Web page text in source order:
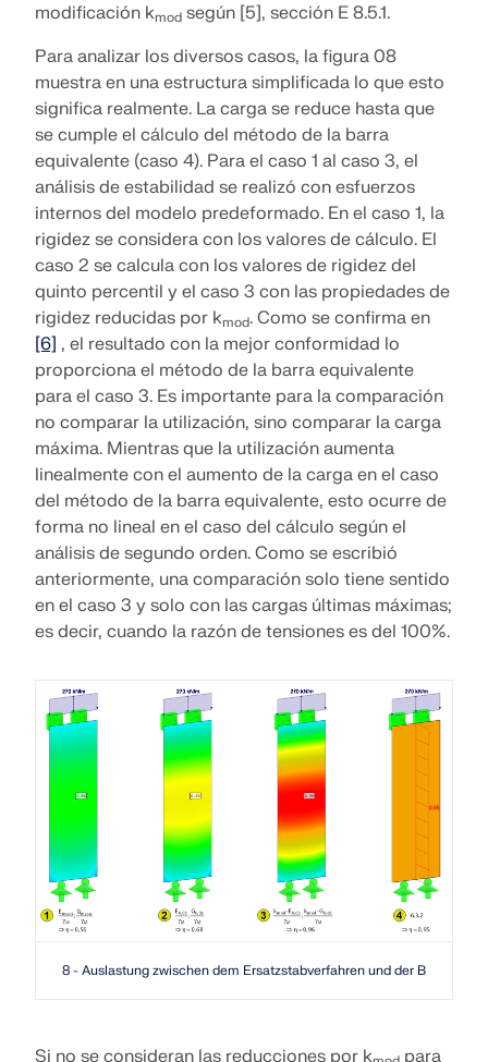
modificación kmod según [5], sección E 8.5.1.
Para analizar los diversos casos, la figura 08
muestra en una estructura simplificada lo que esto
significa realmente. La carga se reduce hasta que
se cumple el cálculo del método de la barra
equivalente (caso 4). Para el caso 1 al caso 3, el
análisis de estabilidad se realizó con esfuerzos
internos del modelo predeformado. En el caso 1, la
rigidez se considera con los valores de cálculo. El
caso 2 se calcula con los valores de rigidez del
quinto percentil y el caso 3 con las propiedades de
rigidez reducidas por kmod. Como se confirma en
[6] , el resultado con la mejor conformidad lo
proporciona el método de la barra equivalente
para el caso 3. Es importante para la comparación
no comparar la utilización, sino comparar la carga
máxima. Mientras que la utilización aumenta
linealmente con el aumento de la carga en el caso
del método de la barra equivalente, esto ocurre de
forma no lineal en el caso del cálculo según el
análisis de segundo orden. Como se escribió
anteriormente, una comparación solo tiene sentido
en el caso 3 y solo con las cargas últimas máximas;
es decir, cuando la razón de tensiones es del 100%.
8 - Auslastung zwischen dem Ersatzstabverfahren und der
Si no se consideran las reducciones por k
para